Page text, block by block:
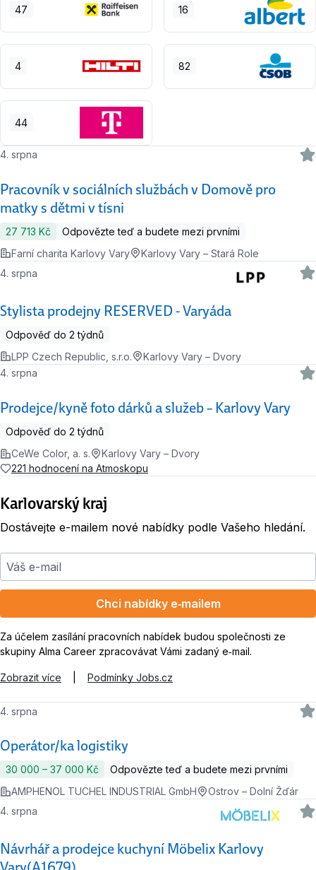
47 16
4 82
44
Pracovník v sociálních službách v Domově pro
matky s dětmi v tísni
4. srpna
27 713 Kč
Odpovězte teď a budete mezi prvními
Farní charita Karlovy Vary
Karlovy Vary – Stará Role
Stylista prodejny RESERVED - Varyáda
4. srpna
Odpověď do 2 týdnů
LPP Czech Republic, s.r.o.
Karlovy Vary – Dvory
Prodejce/kyně foto dárků a služeb – Karlovy Vary
4. srpna
Odpověď do 2 týdnů
CeWe Color, a. s.
Karlovy Vary – Dvory
221 hodnocení na Atmoskopu
Karlovarský kraj
Dostávejte e-mailem nové nabídky podle Vašeho hledání.
Váš e-mail
Chci nabídky e‑mailem
Za účelem zasílání pracovních nabídek budou společnosti ze
skupiny Alma Career zpracovávat Vámi zadaný e‑mail.
Zobrazit více Podmínky Jobs.cz
Operátor/ka logistiky
4. srpna
30 000 ‍–‍ 37 000 Kč
Odpovězte teď a budete mezi prvními
AMPHENOL TUCHEL INDUSTRIAL GmbH
Ostrov – Dolní Žďár
Návrhář a prodejce kuchyní Möbelix Karlovy
4. srpna